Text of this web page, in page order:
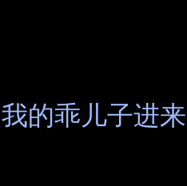
乖儿子进来